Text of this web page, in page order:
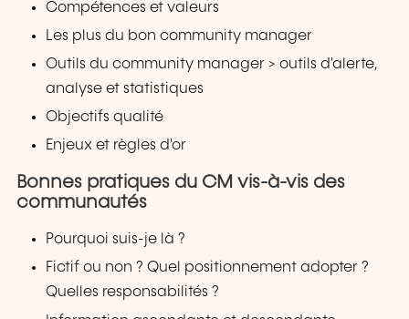
Compétences et valeurs
Les plus du bon community manager
Outils du community manager > outils d'alerte,
analyse et statistiques
Objectifs qualité
Enjeux et règles d'or
Bonnes pratiques du CM vis-à-vis des
communautés
Pourquoi suis-je là ?
Fictif ou non ? Quel positionnement adopter ?
Quelles responsabilités ?